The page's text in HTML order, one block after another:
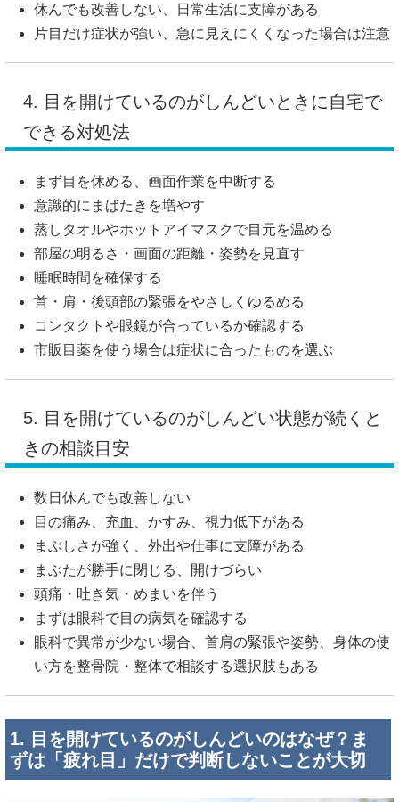
休んでも改善しない、日常生活に支障がある
片目だけ症状が強い、急に見えにくくなった場合は注意
4. 目を開けているのがしんどいときに自宅で
できる対処法
まず目を休める、画面作業を中断する
意識的にまばたきを増やす
蒸しタオルやホットアイマスクで目元を温める
部屋の明るさ・画面の距離・姿勢を見直す
睡眠時間を確保する
首・肩・後頭部の緊張をやさしくゆるめる
コンタクトや眼鏡が合っているか確認する
市販目薬を使う場合は症状に合ったものを選ぶ
5. 目を開けているのがしんどい状態が続くと
きの相談目安
数日休んでも改善しない
目の痛み、充血、かすみ、視力低下がある
まぶしさが強く、外出や仕事に支障がある
まぶたが勝手に閉じる、開けづらい
頭痛・吐き気・めまいを伴う
まずは眼科で目の病気を確認する
眼科で異常が少ない場合、首肩の緊張や姿勢、身体の使
い方を整骨院・整体で相談する選択肢もある
1. 目を開けているのがしんどいのはなぜ？ま
ずは「疲れ目」だけで判断しないことが大切